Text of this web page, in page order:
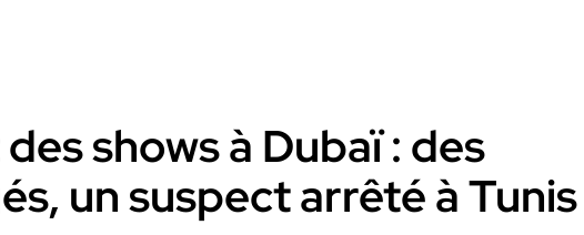
shows à Dubaï : des
un suspect arrêté à Tunis